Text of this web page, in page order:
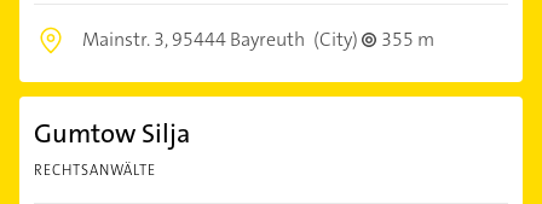
Mainstr. 3,95444 Bayreuth (City) 355 m
Gumtow Silja
RECHTSANWÄLTE